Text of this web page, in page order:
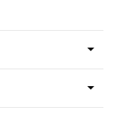
arrow_drop_down
arrow_drop_down